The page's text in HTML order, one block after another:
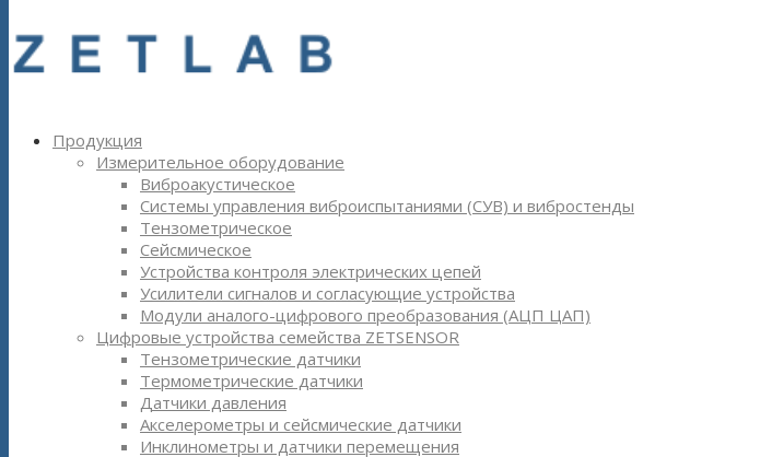
Продукция
Измерительное оборудование
Виброакустическое
Системы управления виброиспытаниями (СУВ) и вибростенды
Тензометрическое
Сейсмическое
Устройства контроля электрических цепей
Усилители сигналов и согласующие устройства
Модули аналого-цифрового преобразования (АЦП ЦАП)
Цифровые устройства семейства ZETSENSOR
Тензометрические датчики
Термометрические датчики
Датчики давления
Акселерометры и сейсмические датчики
Инклинометры и датчики перемещения